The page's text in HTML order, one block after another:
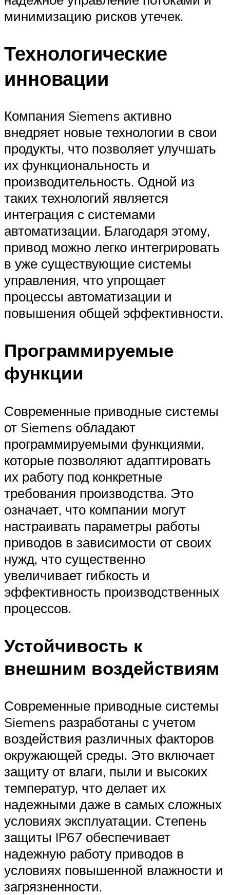
минимизацию рисков утечек.
Технологические
инновации
Компания Siemens активно
внедряет новые технологии в свои
продукты, что позволяет улучшать
их функциональность и
производительность. Одной из
таких технологий является
интеграция с системами
автоматизации. Благодаря этому,
привод можно легко интегрировать
в уже существующие системы
управления, что упрощает
процессы автоматизации и
повышения общей эффективности.
Программируемые
функции
Современные приводные системы
от Siemens обладают
программируемыми функциями,
которые позволяют адаптировать
их работу под конкретные
требования производства. Это
означает, что компании могут
настраивать параметры работы
приводов в зависимости от своих
нужд, что существенно
увеличивает гибкость и
эффективность производственных
процессов.
Устойчивость к
внешним воздействиям
Современные приводные системы
Siemens разработаны с учетом
воздействия различных факторов
окружающей среды. Это включает
защиту от влаги, пыли и высоких
температур, что делает их
надежными даже в самых сложных
условиях эксплуатации. Степень
защиты IP67 обеспечивает
надежную работу приводов в
условиях повышенной влажности и
загрязненности.